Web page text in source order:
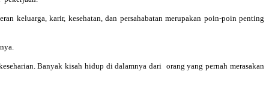
keluarga, karir, kesehatan, dan persahabatan merupakan poin-poin penting
Banyak kisah hidup di dalamnya dari orang yang pernah merasakan